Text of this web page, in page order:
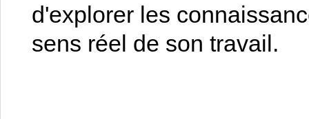
d'explorer les
sens réel de son travail.